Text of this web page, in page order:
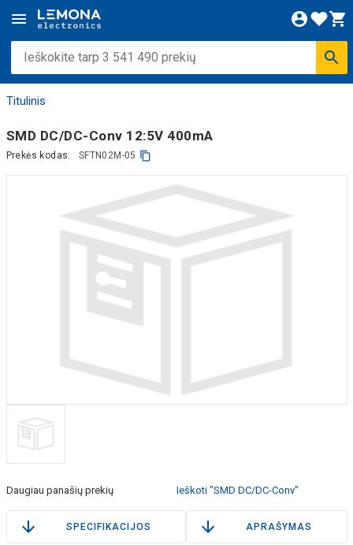
Titulinis
SMD DC/DC-Conv 12:5V 400mA
Prekės kodas: SFTN02M-05
Daugiau panašių prekių Ieškoti "SMD DC/DC-Conv"
SPECIFIKACIJOS APRAŠYMAS